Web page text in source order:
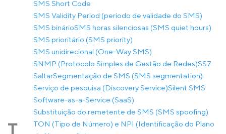
SMS Short Code
SMS Validity Period (período de validade do SMS)
SMS binárioSMS horas silenciosas (SMS quiet hours)
SMS prioritário (SMS priority)
SMS unidirecional (One-Way SMS)
SNMP (Protocolo Simples de Gestão de Redes)SS7
SaltarSegmentação de SMS (SMS segmentation)
Serviço de pesquisa (Discovery Service)Silent SMS
Software-as-a-Service (SaaS)
Substituição do remetente de SMS (SMS spoofing)
T
TON (Tipo de Número) e NPI (Identificação do Plano